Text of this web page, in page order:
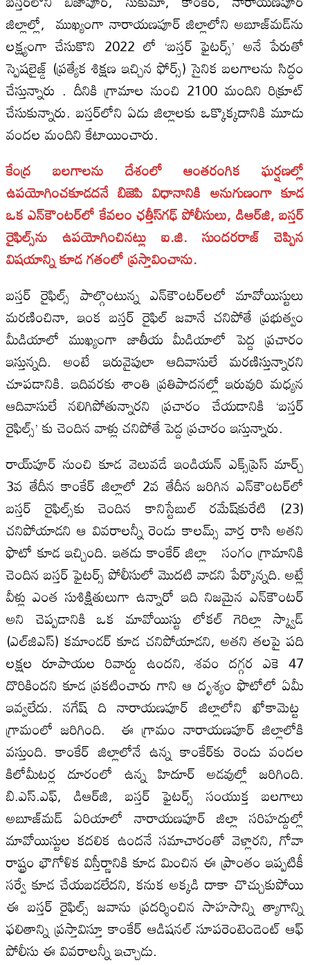
జిల్లాల్లో, ముఖ్యంగా నారాయణపూర్‌ జిల్లాలోని అబూజ్‌మడ్‌ను
లక్ష్యంగా చేసుకొని 2022 లో ‘బస్తర్‌ ఫైటర్స్‌’ అనే పేరుతో
స్పెషలైజ్డ్‌ (ప్రత్యేక శిక్షణ ఇచ్చిన ఫోర్స్‌) సైనిక బలగాలను సిద్ధం
చేస్తున్నారు . దీనికి గ్రామాల నుంచి 2100 మందిని రిక్రూట్‌
చేసుకున్నారు. బస్తర్‌లోని ఏడు జిల్లాలకు ఒక్కొక్కదానికి మూడు
వందల మందిని కేటాయించారు.
కేంద్ర బలగాలను దేశంలో ఆంతరంగిక ఘర్షణల్లో
ఉపయోగించకూడదనే బిజెపి విధానానికి అనుగుణంగా కూడ
ఒక ఎన్‌కౌంటర్‌లో కేవలం ఛత్తీస్‌గఢ్‌ పోలీసులు, డిఆర్‌జి, బస్తర్‌
రైఫిల్స్‌ను ఉపయోగించినట్లు ఐ.జి. సుందరరాజ్‌ చెప్పిన
విషయాన్ని కూడ గతంలో ప్రస్తావించాను.
బస్తర్‌ రైఫిల్స్‌ పాల్గొంటున్న ఎన్‌కౌంటర్‌లలో మావోయిస్టులు
మరణించినా, ఇంక బస్తర్‌ రైఫిల్‌ జవానే చనిపోతే ప్రభుత్వం
మీడియాలో ముఖ్యంగా జాతీయ మీడియాలో పెద్ద ప్రచారం
ఇస్తున్నది. అంటే ఇరువైపులా ఆదివాసులే మరణిస్తున్నారని
చూపడానికి. ఇదివరకు శాంతి ప్రతిపాదనల్లో ఇరువురి మధ్యన
ఆదివాసులే నలిగిపోతున్నారని ప్రచారం చేయడానికి ‘బస్తర్‌
రైఫిల్స్‌’ కు చెందిన వాళ్లు చనిపోతే పెద్ద ప్రచారం ఇస్తున్నారు.
రాయ్‌పూర్‌ నుంచి కూడ వెలువడే ఇండియన్‌ ఎక్స్‌ప్రెస్‌ మార్చ్‌
3వ తేదీన కాంకేర్‌ జిల్లాలో 2వ తేదీన జరిగిన ఎన్‌కౌంటర్‌లో
బస్తర్‌ రైఫిల్స్‌కు చెందిన కానిస్టేబుల్‌ రమేష్‌కురేటి (23)
చనిపోయాడని ఆ వివరాలన్నీ రెండు కాలమ్స్‌ వార్త రాసి అతని
ఫొటో కూడ ఇచ్చింది. ఇతడు కాంకేర్‌ జిల్లా సంగం గ్రామానికి
చెందిన బస్తర్‌ ఫైటర్స్‌ పోలీసులో మొదటి వాడని పేర్కొన్నది. అట్లే
వీళ్లు ఎంత సుశిక్షితులుగా ఉన్నారో ఇది నిజమైన ఎన్‌కౌంటర్‌
అని చెప్పడానికి ఒక మావోయిస్టు లోకల్‌ గెరిల్లా స్క్వాడ్‌
(ఎల్‌జిఎస్‌) కమాండర్‌ కూడ చనిపోయాడని, అతని తలపై పది
లక్షల రూపాయల రివార్డు ఉందని, శవం దగ్గర ఎకె 47
దొరికిందని కూడ ప్రకటించారు గాని ఆ దృశ్యం ఫొటోలో ఏమీ
ఇవ్వలేదు. నగేష్ ది నారాయణపూర్‌ జిల్లాలోని ఖోకామెట్ట
గ్రామంలో జరిగింది. ఈ గ్రామం నారాయణపూర్‌ జిల్లాలోకి
వస్తుంది. కాంకేర్‌ జిల్లాలోనే ఉన్న కాంకేర్‌కు రెండు వందల
కిలోమీటర్ల దూరంలో ఉన్న హిదూర్‌ అడవుల్లో జరిగింది.
బి.ఎస్‌.ఎఫ్‌, డిఆర్‌జి, బస్తర్‌ ఫైటర్స్‌ సంయుక్త బలగాలు
అబూజ్‌మడ్‌ ఏరియాలో నారాయణపూర్‌ జిల్లా సరిహద్దుల్లో
మావోయిస్టుల కదలిక ఉందనే సమాచారంతో వెళ్లారని, గోవా
రాష్ట్రం భౌగోళిక విస్తీర్ణానికి కూడ మించిన ఈ ప్రాంతం ఇప్పటికీ
సర్వే కూడ చేయబడలేదని, కనుక అక్కడి దాకా చొచ్చుకుపోయి
ఈ బస్తర్‌ రైఫిల్స్‌ జవాను ప్రదర్శించిన సాహసాన్ని త్యాగాన్ని
ఫలితాన్ని ప్రస్తావిస్తూ కాంకేర్‌ ఆడిషనల్‌ సూపరెంటెండెంట్‌ ఆఫ్‌
పోలీసు ఈ వివరాలన్నీ ఇచ్చాడు.